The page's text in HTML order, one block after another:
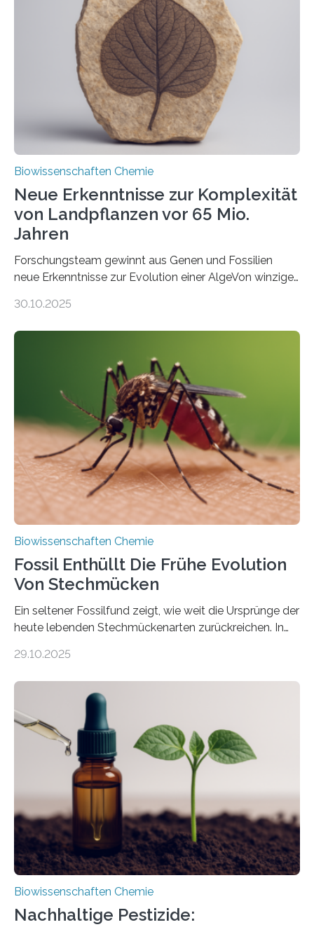
unbekannten Qualitätskontrollmechanismus des
peroxisomalen Proteintransports in der Bäckerhefe
Saccharomyces cerevisiae entdeckt, der für die
Funktionsfähigkeit der Organellen entscheidend ist. Die
Studie wurde am 28. Oktober 2025 in der
Fachzeitschrift…
Biowissenschaften Chemie
Neue Erkenntnisse zur Komplexität
von Landpflanzen vor 65 Mio.
Jahren
Forschungsteam gewinnt aus Genen und Fossilien
neue Erkenntnisse zur Evolution einer AlgeVon winzigen
Landpflanzen zählen zu den komplexesten
Grünalgen, die vor Hunderten von Millionen Jahren
lebten. Unter den Vorfahren sticht eine Gruppe heraus,
die noch heute in der Natur vorkommt: die
Süßwasseralge Coleochaetophyceae. Einige Arten
dieser Gruppe bilden aus Zellfäden dichte Geflechte
mit scheibenförmiger Gestalt. Was auffällig ist: Die
nächsten…
30.10.2025
Biowissenschaften Chemie
Fossil Enthüllt Die Frühe Evolution
Von Stechmücken
Ein seltener Fossilfund zeigt, wie weit die Ursprünge der
heute lebenden Stechmückenarten zurückreichen. In
Forschende die bisher älteste bekannte Stechmücken-
Region Kachin in Myanmar und hat sich in
ausgezeichnetem Zustand erhalten. Es konnte als neue
Art einer neuen Gattung beschrieben werden und trägt
nun den Namen Cretosabethes primaevus. Dieser erste
fossile Nachweis einer Stechmückenlarve in Bernstein
stellt gleichzeitig den ersten Fossilfund einer
Mückenlarve aus dem Mesozoikum dar, denn…
29.10.2025
Biowissenschaften Chemie
Nachhaltige Pestizide: